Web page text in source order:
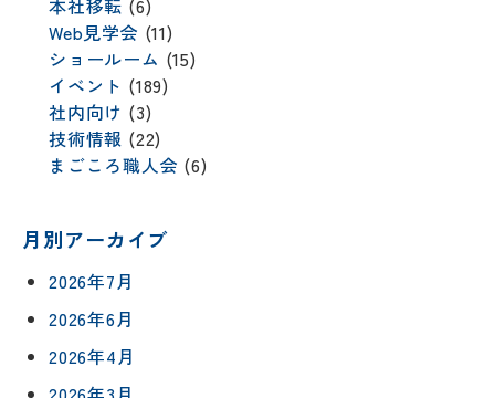
本社移転 (6)
Web見学会 (11)
ショールーム (15)
イベント (189)
社内向け (3)
技術情報 (22)
まごころ職人会 (6)
月別アーカイブ
2026年7月
2026年6月
2026年4月